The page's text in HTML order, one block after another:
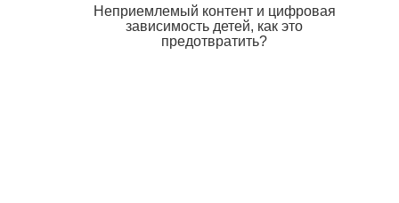
Неприемлемый контент и цифровая
зависимость детей, как это
предотвратить?